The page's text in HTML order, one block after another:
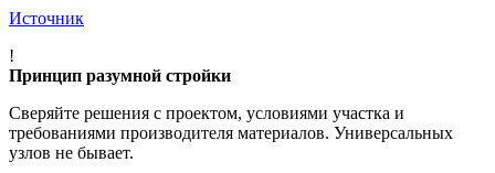
Источник
!
Принцип разумной стройки
Сверяйте решения с проектом, условиями участка и
требованиями производителя материалов. Универсальных
узлов не бывает.